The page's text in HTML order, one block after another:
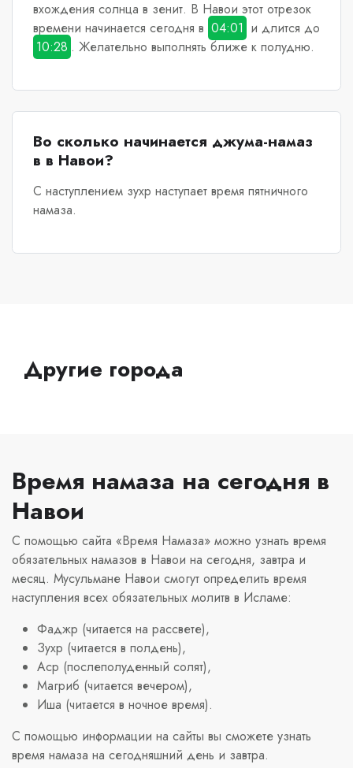
вхождения солнца в зенит. В Навои этот отрезок
времени начинается сегодня в 04:01 и длится до
10:28 . Желательно выполнять ближе к полудню.
Во сколько начинается джума-намаз
в в Навои?
С наступлением зухр наступает время пятничного
намаза.
Другие города
Время намаза на сегодня в
Навои
С помощью сайта «Время Намаза» можно узнать время
обязательных намазов в Навои на сегодня, завтра и
месяц. Мусульмане Навои смогут определить время
наступления всех обязательных молитв в Исламе:
Фаджр (читается на рассвете),
Зухр (читается в полдень),
Аср (послеполуденный солят),
Магриб (читается вечером),
Иша (читается в ночное время).
С помощью информации на сайты вы сможете узнать
время намаза на сегодняшний день и завтра.